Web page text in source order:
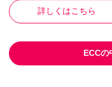
詳しくはこちら
ECCの